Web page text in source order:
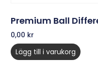
Premium Ball
0,00 kr
Lägg till i varukorg